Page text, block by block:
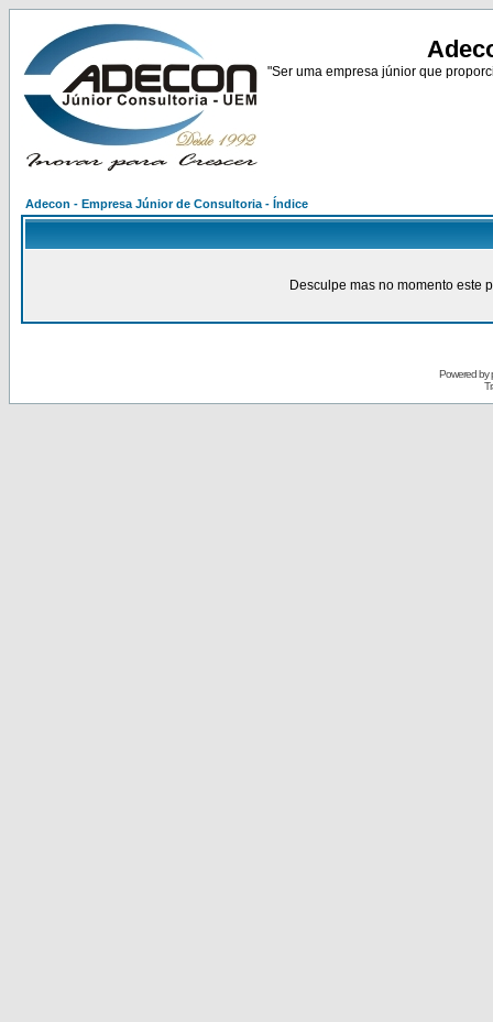
"Ser uma empresa júnior que
Adecon - Empresa Júnior de Consultoria - Índice
Desculpe mas no momento este
Powered by